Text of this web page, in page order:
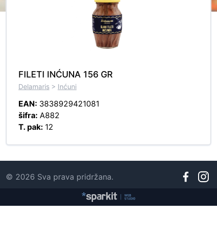
FILETI INĆUNA 156 GR
Delamaris > Inćuni
EAN: 3838929421081
šifra: A882
T. pak: 12
© 2026 Sva prava pridržana.